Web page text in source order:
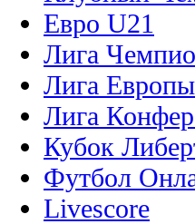
Евро U21
Лига
Лига Европы
Лига
Кубок
Футбол
Livescore